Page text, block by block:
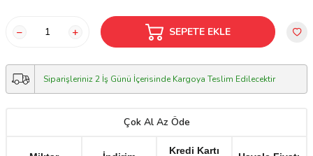
SEPETE EKLE
Siparişleriniz 2 İş Günü İçerisinde Kargoya Teslim Edilecektir
Çok Al Az Öde
Kredi Kartı